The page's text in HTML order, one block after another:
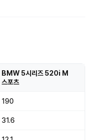
BMW 5시리즈 520i M
스포츠
190
31.6